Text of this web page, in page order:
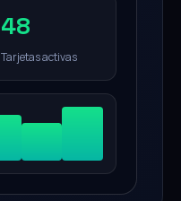
48
Tarjetas activas